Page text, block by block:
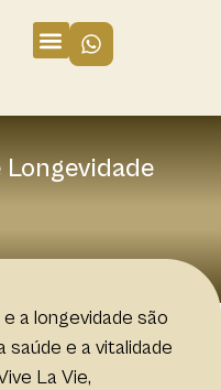
a longevidade são
saúde e a vitalidade
La Vie,